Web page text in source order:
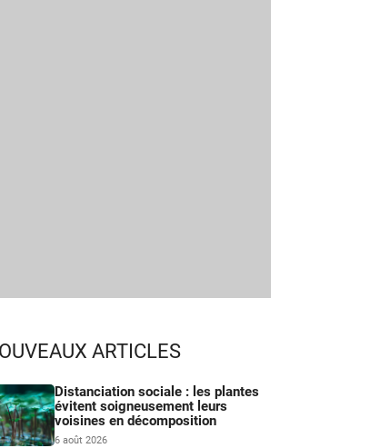
ARTICLES
Distanciation sociale : les plantes
évitent soigneusement leurs
voisines en décomposition
6 août 2026